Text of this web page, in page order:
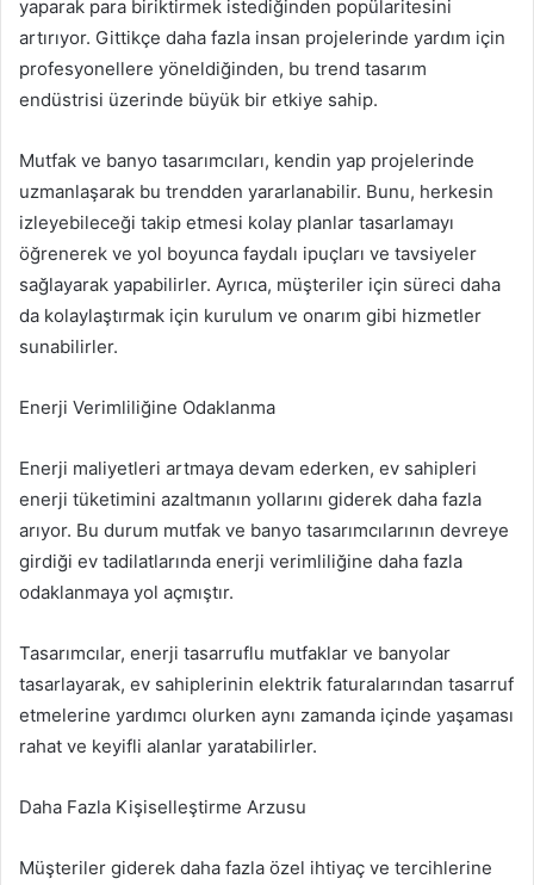
yaparak para biriktirmek istediğinden popülaritesini
artırıyor. Gittikçe daha fazla insan projelerinde yardım için
profesyonellere yöneldiğinden, bu trend tasarım
endüstrisi üzerinde büyük bir etkiye sahip.
Mutfak ve banyo tasarımcıları, kendin yap projelerinde
uzmanlaşarak bu trendden yararlanabilir. Bunu, herkesin
izleyebileceği takip etmesi kolay planlar tasarlamayı
öğrenerek ve yol boyunca faydalı ipuçları ve tavsiyeler
sağlayarak yapabilirler. Ayrıca, müşteriler için süreci daha
da kolaylaştırmak için kurulum ve onarım gibi hizmetler
sunabilirler.
Enerji Verimliliğine Odaklanma
Enerji maliyetleri artmaya devam ederken, ev sahipleri
enerji tüketimini azaltmanın yollarını giderek daha fazla
arıyor. Bu durum mutfak ve banyo tasarımcılarının devreye
girdiği ev tadilatlarında enerji verimliliğine daha fazla
odaklanmaya yol açmıştır.
Tasarımcılar, enerji tasarruflu mutfaklar ve banyolar
tasarlayarak, ev sahiplerinin elektrik faturalarından tasarruf
etmelerine yardımcı olurken aynı zamanda içinde yaşaması
rahat ve keyifli alanlar yaratabilirler.
Daha Fazla Kişiselleştirme Arzusu
Müşteriler giderek daha fazla özel ihtiyaç ve tercihlerine